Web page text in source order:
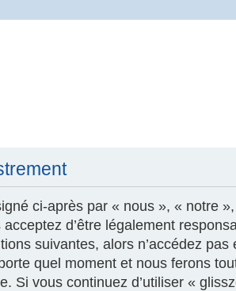
ci-après par « nous », « notre
d’être légalement
suivantes, alors n’accédez
quel moment et nous ferons
Si vous continuez d’utiliser «